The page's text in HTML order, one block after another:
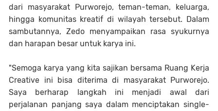
dari masyarakat Purworejo, teman-teman, keluarga,
hingga komunitas kreatif di wilayah tersebut. Dalam
sambutannya, Zedo menyampaikan rasa syukurnya
dan harapan besar untuk karya ini.
"Semoga karya yang kita sajikan bersama Ruang Kerja
Creative ini bisa diterima di masyarakat Purworejo.
Saya berharap langkah ini menjadi awal dari
perjalanan panjang saya dalam menciptakan single-